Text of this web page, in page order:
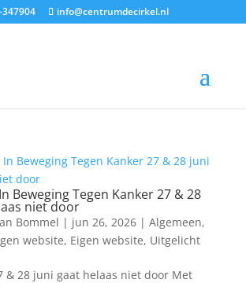
info@centrumdecirkel.nl
Beweging Tegen Kanker 27 & 28
niet door
Bommel | jun 26, 2026| Algemeen,
website, Eigen website, Uitgelicht
& 28 juni gaat helaas niet door Met